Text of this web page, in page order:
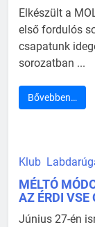
Elkészült a
első fordulós
csapatunk
sorozatban ...
Bővebben…
Klub
MÉLTÓ
AZ ÉRDI
Június 27-én